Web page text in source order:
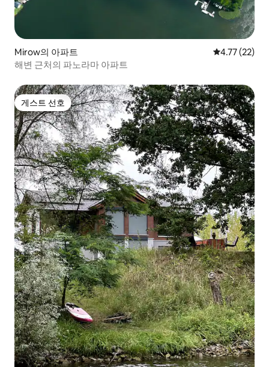
Mirow의 아파트 평점 4.77점
4.77 (22)
해변 근처의 파노라마 아파트
게스트 선호
게스트 선호